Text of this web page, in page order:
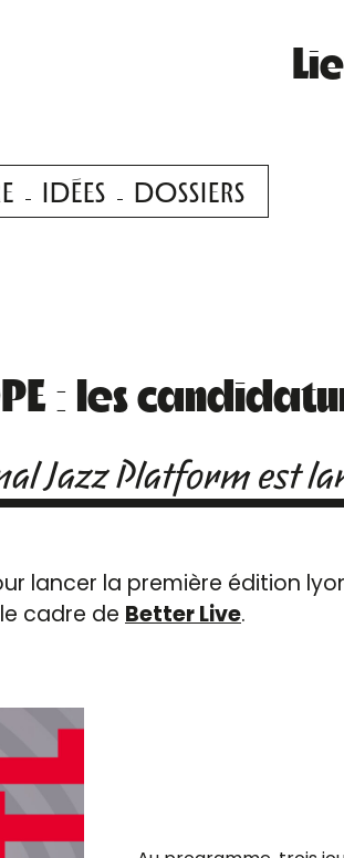
IDÉES DOSSIERS
: les
Jazz Platform est
lancer la première édition
cadre de Better Live.